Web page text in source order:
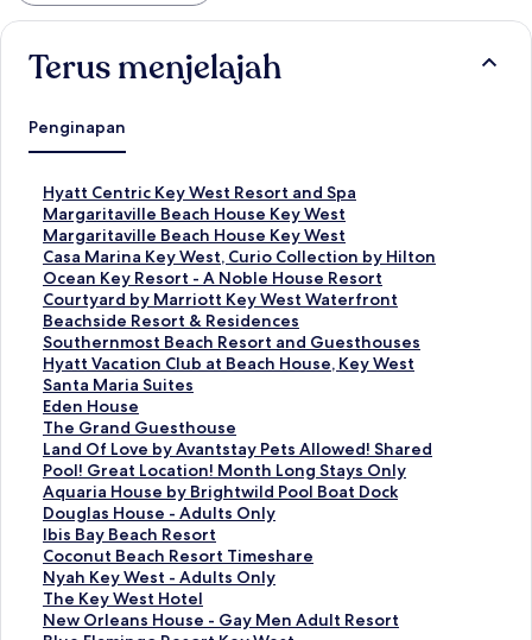
Terus menjelajah
Penginapan
Hyatt Centric Key West Resort and Spa
T
a
u
t
a
n
S
t
a
n
d
a
r
u
n
t
u
k
H
y
a
Margaritaville Beach House Key West
T
a
u
t
a
n
S
t
a
n
d
a
r
u
n
t
u
k
M
a
Margaritaville Beach House Key West
T
a
u
t
a
n
S
t
a
n
d
a
r
u
n
t
u
k
M
Casa Marina Key West, Curio Collection by Hilton
T
a
u
t
a
n
S
t
a
n
d
a
r
u
n
t
u
k
Ocean Key Resort - A Noble House Resort
T
a
u
t
a
n
S
t
a
n
d
a
r
u
n
t
u
Courtyard by Marriott Key West Waterfront
T
a
u
t
a
n
S
t
a
n
d
a
r
u
n
t
Beachside Resort & Residences
T
a
u
t
a
n
S
t
a
n
d
a
r
u
n
Southernmost Beach Resort and Guesthouses
T
a
u
t
a
n
S
t
a
n
d
a
r
u
Hyatt Vacation Club at Beach House, Key West
T
a
u
t
a
n
S
t
a
n
d
a
r
Santa Maria Suites
T
a
u
t
a
n
S
t
a
n
d
a
Eden House
T
a
u
t
a
n
S
t
a
n
d
The Grand Guesthouse
T
a
u
t
a
n
S
t
a
n
Land Of Love by Avantstay Pets Allowed! Shared
Pool! Great Location! Month Long Stays Only
T
a
u
t
a
n
S
t
a
Aquaria House by Brightwild Pool Boat Dock
T
a
u
t
a
n
S
Douglas House - Adults Only
T
a
u
t
a
n
Ibis Bay Beach Resort
T
a
u
t
a
Coconut Beach Resort Timeshare
T
a
u
t
Nyah Key West - Adults Only
T
a
u
The Key West Hotel
T
a
New Orleans House - Gay Men Adult Resort
T